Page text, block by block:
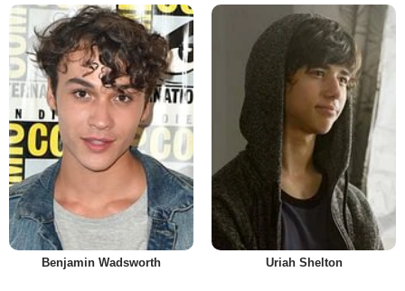
Benjamin Wadsworth Uriah Shelton